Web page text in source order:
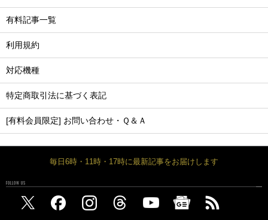
有料記事一覧
利用規約
対応機種
特定商取引法に基づく表記
[有料会員限定] お問い合わせ・Ｑ＆Ａ
毎日6時・11時・17時に最新記事をお届けします
FOLLOW US